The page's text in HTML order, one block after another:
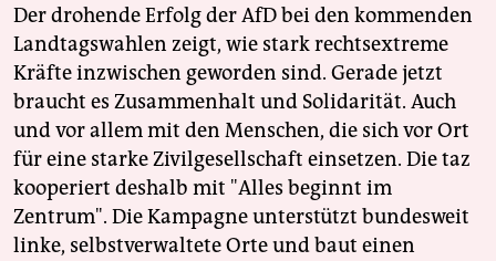
Der drohende Erfolg der AfD bei den kommenden
Landtagswahlen zeigt, wie stark rechtsextreme
Kräfte inzwischen geworden sind. Gerade jetzt
braucht es Zusammenhalt und Solidarität. Auch
und vor allem mit den Menschen, die sich vor Ort
für eine starke Zivilgesellschaft einsetzen. Die taz
kooperiert deshalb mit "Alles beginnt im
Zentrum". Die Kampagne unterstützt bundesweit
linke, selbstverwaltete Orte und baut einen